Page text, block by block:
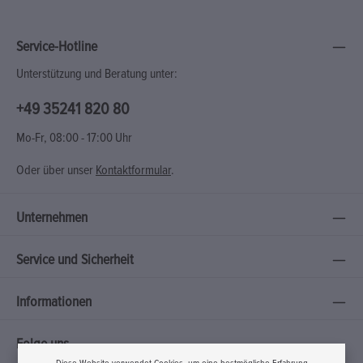
Service-Hotline
Unterstützung und Beratung unter:
+49 35241 820 80
Mo-Fr, 08:00 - 17:00 Uhr
Oder über unser Kontaktformular.
Unternehmen
Service und Sicherheit
Informationen
Folge uns